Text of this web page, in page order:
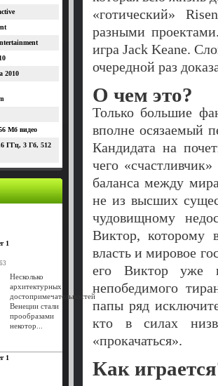
2010
Мб видео
ГГц, 3 Гб, 512
1
Несколько
архитектурных
достопримечательностей
Венеции стали
прообразами
некотор...
1
«готический»
разными
игра Jack Keane.
очередной раз
О чем это?
Только большие
вполне осязаемый
Кандидата на
чего
баланса между
не из высших
чудовищному
Виктор, которому
власть и мировое
его Виктор уже
непобедимого
папы ряд
кто в силах
«прокачаться».
Как